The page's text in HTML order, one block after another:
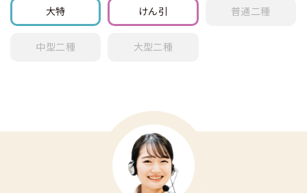
大特 けん引 普通二種
中型二種 大型二種